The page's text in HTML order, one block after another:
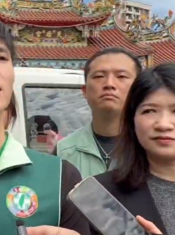
漂效應」 三招自保可...